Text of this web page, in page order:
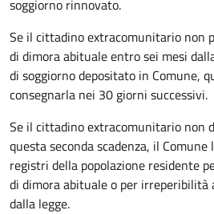
soggiorno rinnovato.
Se il cittadino extracomunitario non
di dimora abituale entro sei mesi
di soggiorno depositato in Comune,
consegnarla nei 30 giorni successivi.
Se il cittadino extracomunitario non
questa seconda scadenza, il
registri della popolazione residente
di dimora abituale o per irreperibilità
dalla legge.